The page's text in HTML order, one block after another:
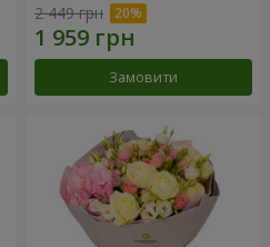
2 449 грн
Замовити